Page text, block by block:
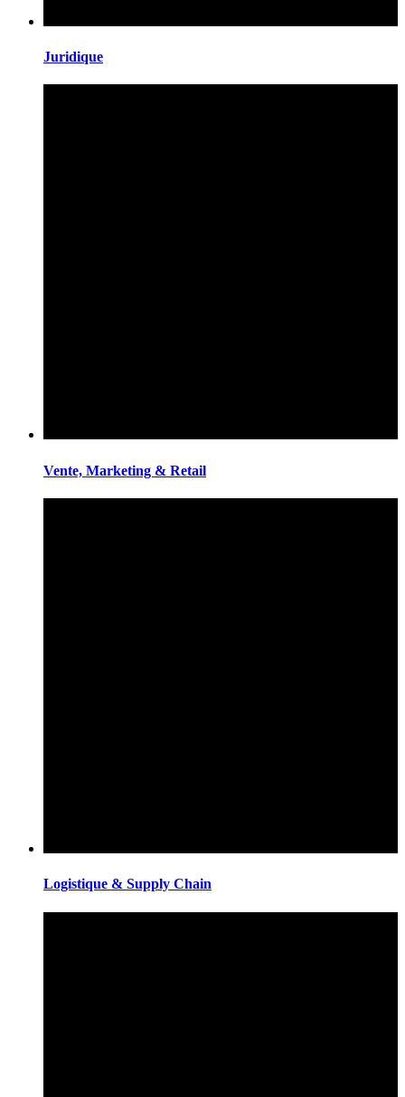
Juridique
Vente, Marketing & Retail
Logistique & Supply Chain